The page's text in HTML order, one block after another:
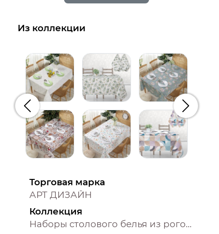
Из коллекции
Предыдущий
Торговая марка
АРТ ДИЗАЙН
Коллекция
Наборы столового белья из рогожки